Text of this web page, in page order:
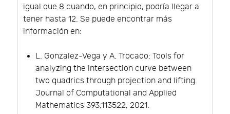
igual que 8 cuando, en principio, podría llegar a
tener hasta 12. Se puede encontrar más
información en:
L. Gonzalez-Vega y A. Trocado: Tools for
analyzing the intersection curve between
two quadrics through projection and lifting.
Journal of Computational and Applied
Mathematics 393,113522, 2021.